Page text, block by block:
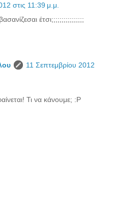
στις 11:39 μ.μ.
έτσι;;;;;;;;;;;;;;;;
11 Σεπτεμβρίου 2012
Τι να κάνουμε; :P